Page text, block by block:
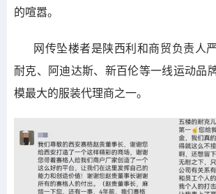
的喧嚣。
网传坠楼者是陕西利和商贸负责人
耐克、阿迪达斯、新百伦等一线运动品
模最大的服装代理商之一。